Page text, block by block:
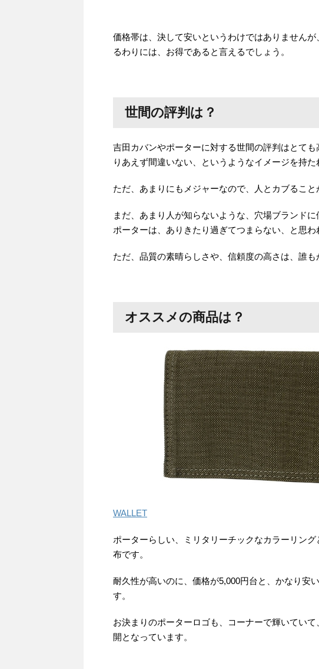
価格帯は、決して安いというわけではありません
るわりには、お得であると言えるでしょう。
世間の評判は？
吉田カバンやポーターに対する世間の評判はとて
りあえず間違いない、というようなイメージを持た
ただ、あまりにもメジャーなので、人とカブること
まだ、あまり人が知らないような、穴場ブランド
ポーターは、ありきたり過ぎてつまらない、と思わ
ただ、品質の素晴らしさや、信頼度の高さは、誰も
オススメの商品は？
WALLET
ポーターらしい、ミリタリーチックなカラーリン
布です。
耐久性が高いのに、価格が5,000円台と、かなり安
す。
お決まりのポーターロゴも、コーナーで輝いてい
開となっています。